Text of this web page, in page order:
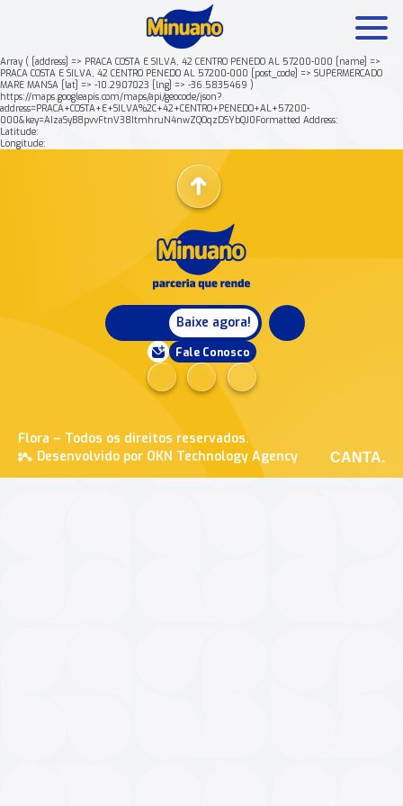
Array ( [address] => PRACA COSTA E SILVA, 42 CENTRO PENEDO AL 57200-000 [name] =>
PRACA COSTA E SILVA, 42 CENTRO PENEDO AL 57200-000 [post_code] => SUPERMERCADO
MARE MANSA [lat] => -10.2907023 [lng] => -36.5835469 )
https://maps.googleapis.com/maps/api/geocode/json?
address=PRACA+COSTA+E+SILVA%2C+42+CENTRO+PENEDO+AL+57200-
000&key=AIzaSyB8pvvFtnV38ItmhruN4nwZQOqzDSYbQJ0Formatted Address:
Latitude:
Longitude:
Baixe agora!
Fale Conosco
Flora – Todos os direitos reservados.
Desenvolvido por OKN Technology Agency
CANTA.
Mais buscados: Produtos Minuano Rende +
Nossa história